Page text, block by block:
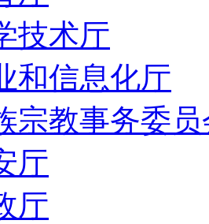
技术厅
和信息化厅
宗教事务委员
厅
厅